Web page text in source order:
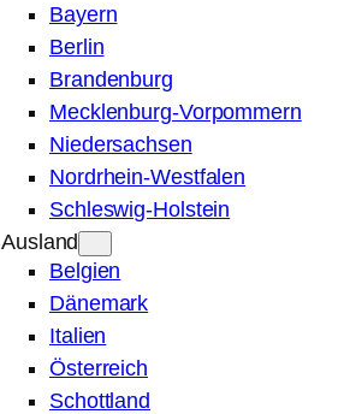
Bayern
Berlin
Brandenburg
Mecklenburg-Vorpommern
Niedersachsen
Nordrhein-Westfalen
Schleswig-Holstein
Ausland
Belgien
Dänemark
Italien
Österreich
Schottland